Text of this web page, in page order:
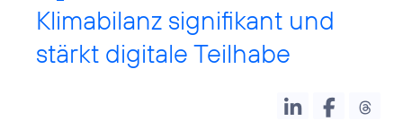
Klimabilanz signifikant und
stärkt digitale Teilhabe